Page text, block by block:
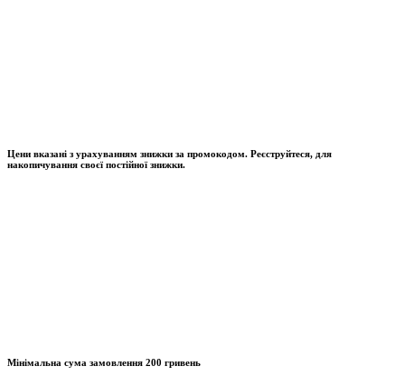
Цени вказані з урахуванням знижки за промокодом. Реєструйтеся, для
накопичування своєї постійної знижки.
Мінімальна сума замовлення 200 гривень